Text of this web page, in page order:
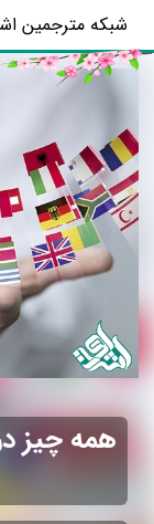
شبکه مترجمین
همه چیز